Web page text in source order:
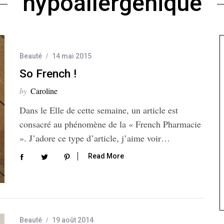
Beauté 14 mai 2015
So French !
by Caroline
Dans le Elle de cette semaine, un article est
consacré au phénomène de la « French Pharmacie
». J’adore ce type d’article, j’aime voir…
Read More
Beauté 19 août 2014